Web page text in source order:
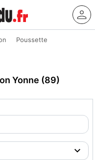
Poussette
Yonne (89)